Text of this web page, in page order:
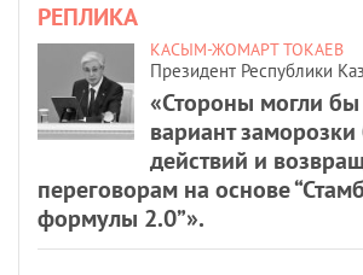
РЕПЛИКА
КАСЫМ-ЖОМАРТ ТОКАЕВ
Президент Республики
«Стороны могли бы
вариант
действий и
переговорам на основе
формулы 2.0”».